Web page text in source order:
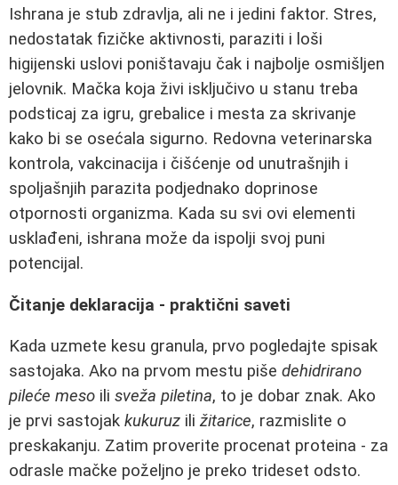
Ishrana je stub zdravlja, ali ne i jedini faktor. Stres,
nedostatak fizičke aktivnosti, paraziti i loši
higijenski uslovi poništavaju čak i najbolje osmišljen
jelovnik. Mačka koja živi isključivo u stanu treba
podsticaj za igru, grebalice i mesta za skrivanje
kako bi se osećala sigurno. Redovna veterinarska
kontrola, vakcinacija i čišćenje od unutrašnjih i
spoljašnjih parazita podjednako doprinose
otpornosti organizma. Kada su svi ovi elementi
usklađeni, ishrana može da ispolji svoj puni
potencijal.
Čitanje deklaracija - praktični saveti
Kada uzmete kesu granula, prvo pogledajte spisak
sastojaka. Ako na prvom mestu piše dehidrirano
pileće meso ili sveža piletina, to je dobar znak. Ako
je prvi sastojak kukuruz ili žitarice, razmislite o
preskakanju. Zatim proverite procenat proteina - za
odrasle mačke poželjno je preko trideset odsto.